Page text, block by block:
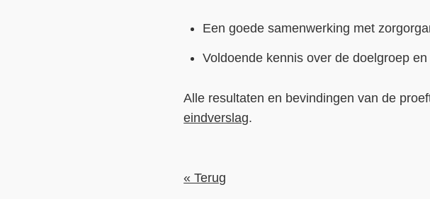
Een goede samenwerking met
Voldoende kennis over de doelgroep
Alle resultaten en bevindingen van de
eindverslag.
« Terug